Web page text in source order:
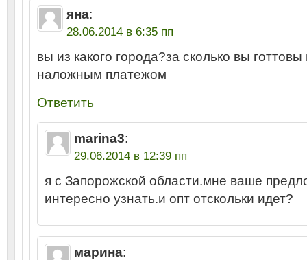
яна:
28.06.2014 в 6:35 пп
вы из какого города?за сколько вы
наложным платежом
Ответить
marina3:
29.06.2014 в 12:39 пп
я с Запорожской области.мне ваше
интересно узнать.и опт отскольки идет?
марина: